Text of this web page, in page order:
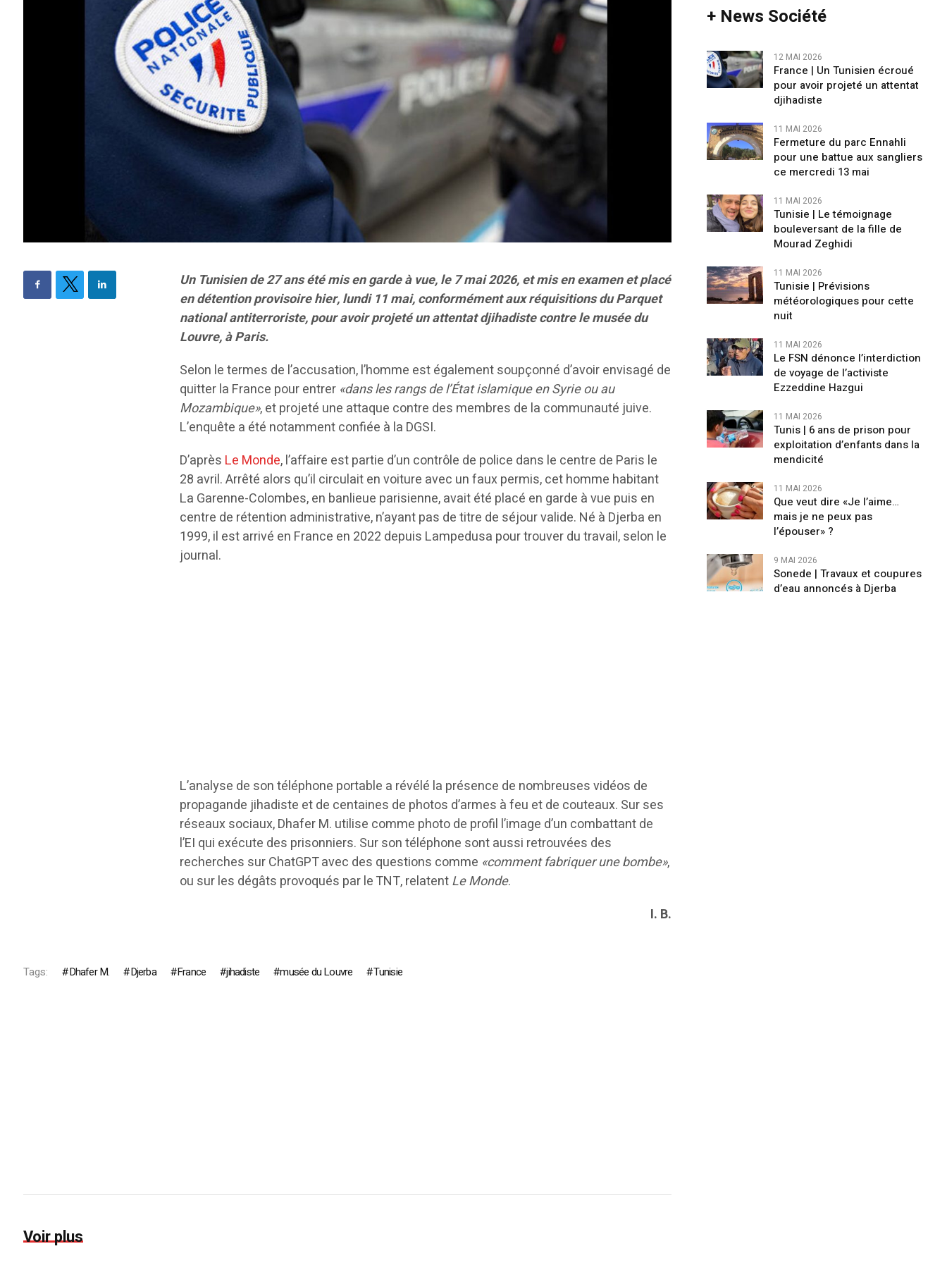
Un Tunisien de 27 ans été mis en garde à vue, le 7 mai 2026, et mis en examen et placé
en détention provisoire hier, lundi 11 mai, conformément aux réquisitions du Parquet
national antiterroriste, pour avoir projeté un attentat djihadiste contre le musée du
Louvre, à Paris.
Selon le termes de l’accusation, l’homme est également soupçonné d’avoir envisagé de
quitter la France pour entrer «dans les rangs de l’État islamique en Syrie ou au
Mozambique», et projeté une attaque contre des membres de la communauté juive.
L’enquête a été notamment confiée à la DGSI.
D’après Le Monde, l’affaire est partie d’un contrôle de police dans le centre de Paris le
28 avril. Arrêté alors qu’il circulait en voiture avec un faux permis, cet homme habitant
La Garenne-Colombes, en banlieue parisienne, avait été placé en garde à vue puis en
centre de rétention administrative, n’ayant pas de titre de séjour valide. Né à Djerba en
1999, il est arrivé en France en 2022 depuis Lampedusa pour trouver du travail, selon le
journal.
L’analyse de son téléphone portable a révélé la présence de nombreuses vidéos de
propagande jihadiste et de centaines de photos d’armes à feu et de couteaux. Sur ses
réseaux sociaux, Dhafer M. utilise comme photo de profil l’image d’un combattant de
l’EI qui exécute des prisonniers. Sur son téléphone sont aussi retrouvées des
recherches sur ChatGPT avec des questions comme «comment fabriquer une bombe»,
ou sur les dégâts provoqués par le TNT, relatentLe Monde.
I. B.
Tags: Dhafer M. Djerba France jihadiste musée du Louvre Tunisie
Voir plus
+ News Société
12 MAI 2026
France | Un Tunisien écroué
pour avoir projeté un attentat
djihadiste
11 MAI 2026
Fermeture du parc Ennahli
pour une battue aux sangliers
ce mercredi 13 mai
11 MAI 2026
Tunisie | Le témoignage
bouleversant de la fille de
Mourad Zeghidi
11 MAI 2026
Tunisie | Prévisions
météorologiques pour cette
nuit
11 MAI 2026
Le FSN dénonce l’interdiction
de voyage de l’activiste
Ezzeddine Hazgui
11 MAI 2026
Tunis | 6 ans de prison pour
exploitation d’enfants dans la
mendicité
11 MAI 2026
Que veut dire «Je l’aime…
mais je ne peux pas
l’épouser» ?
9 MAI 2026
Sonede | Travaux et coupures
d’eau annoncés à Djerba